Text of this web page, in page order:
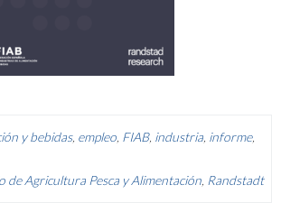
y bebidas, empleo FIAB, industria informe,
de Agricultura Pesca y Alimentación Randstadt